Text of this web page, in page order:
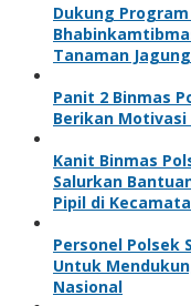
Dukung
Tanaman
Panit 2 Binmas
Berikan
Kanit Binmas
Salurkan
Pipil di
Personel Polsek
Untuk
Nasional